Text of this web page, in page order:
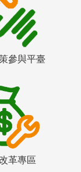
參與平臺
革專區